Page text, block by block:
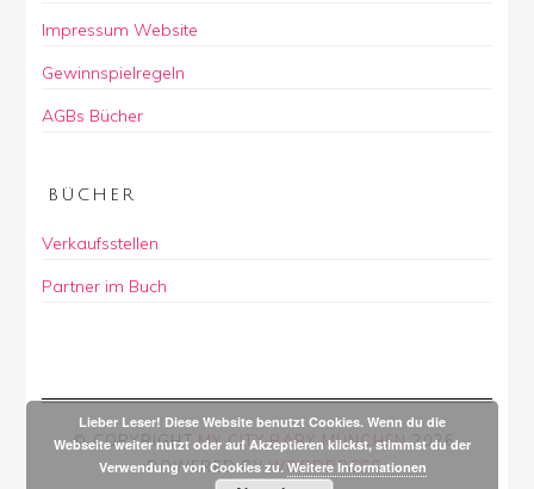
Impressum Website
Gewinnspielregeln
AGBs Bücher
BÜCHER
Verkaufsstellen
Partner im Buch
© COPYRIGHTMY CITY BABY MÜNCHEN 2026.
POWERED BYWORDPRESS.
Lieber Leser! Diese Website benutzt Cookies. Wenn du die
Webseite weiter nutzt oder auf Akzeptieren klickst, stimmst du der
Verwendung von Cookies zu. Weitere Informationen